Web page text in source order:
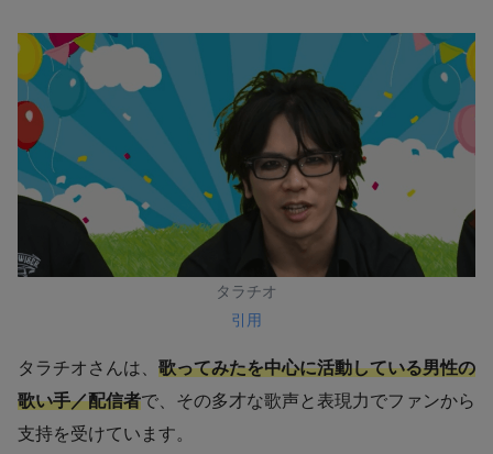
タラチオ
引用
タラチオさんは、 歌ってみたを中心に活動している男性の
歌い手／配信者で、その多才な歌声と表現力でファンから
支持を受けています。